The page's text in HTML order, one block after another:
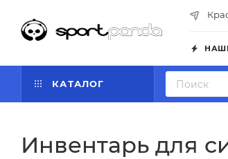
КАТАЛОГ
Инвентарь для